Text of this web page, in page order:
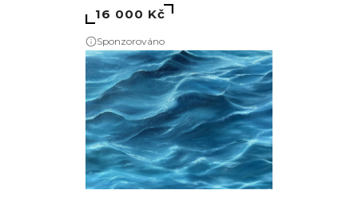
16 000 Kč
Sponzorováno